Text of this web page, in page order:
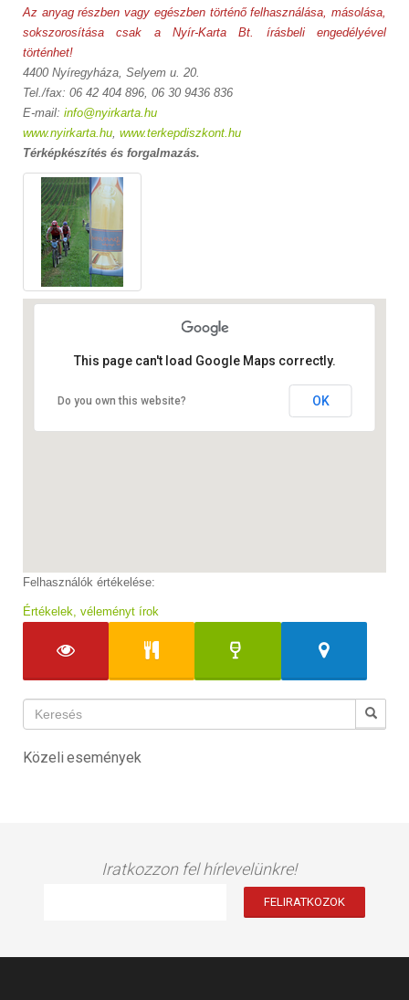
Az anyag részben vagy egészben történő felhasználása, másolása,
sokszorosítása csak a Nyír-Karta Bt. írásbeli engedélyével
történhet!
4400 Nyíregyháza, Selyem u. 20.
Tel./fax: 06 42 404 896, 06 30 9436 836
E-mail: info@nyirkarta.hu
www.nyirkarta.hu www.terkepdiszkont.hu
Térképkészítés és forgalmazás.
This page can't load Google Maps correctly.
Do you own this website? OK
Felhasználók értékelése:
Értékelek, véleményt írok
Közeli események
Iratkozzon fel hírlevelünkre!